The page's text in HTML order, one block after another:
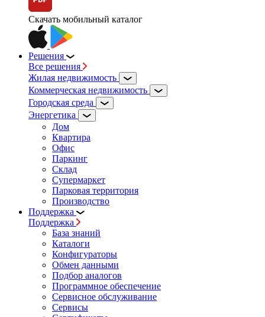
Скачать мобильный каталог
Решения
Все решения
Жилая недвижимость
Коммерческая недвижимость
Городская среда
Энергетика
Дом
Квартира
Офис
Паркинг
Склад
Супермаркет
Парковая территория
Производство
Поддержка
Поддержка
База знаний
Каталоги
Конфигураторы
Обмен данными
Подбор аналогов
Программное обеспечение
Сервисное обслуживание
Сервисы